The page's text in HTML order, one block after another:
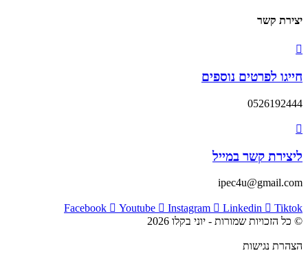
יצירת קשר
חייגו לפרטים נוספים
0526192444
ליצירת קשר במייל
ipec4u@gmail.com
Facebook Youtube Instagram Linkedin
Tiktok
© כל הזכויות שמורות - יוני בקלו 2026
הצהרת נגישות